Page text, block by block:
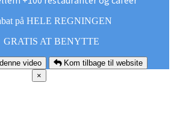
på HELE REGNINGEN
GRATIS AT BENYTTE
video
Kom tilbage til website
×